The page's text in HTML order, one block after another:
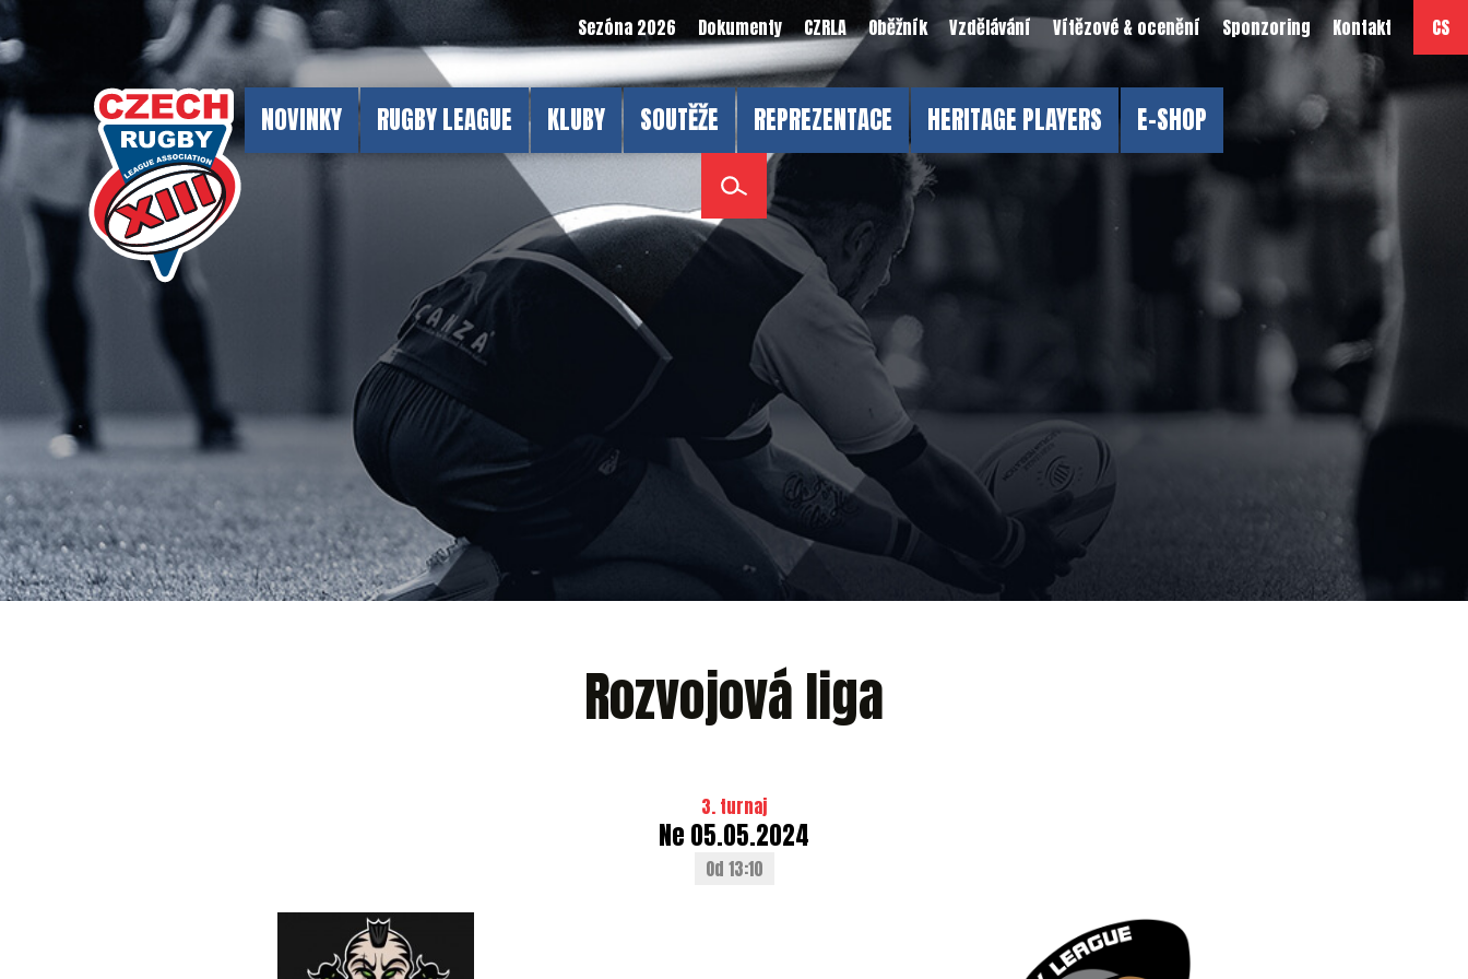
CS
Sezóna 2026 Dokumenty CZRLA Oběžník Vzdělávání Vítězové & ocenění Sponzoring Kontakt
NOVINKY RUGBY LEAGUE KLUBY SOUTĚŽE REPREZENTACE HERITAGE PLAYERS E-SHOP
Rozvojová liga
3. turnaj
Ne 05.05.2024
Od 13:10